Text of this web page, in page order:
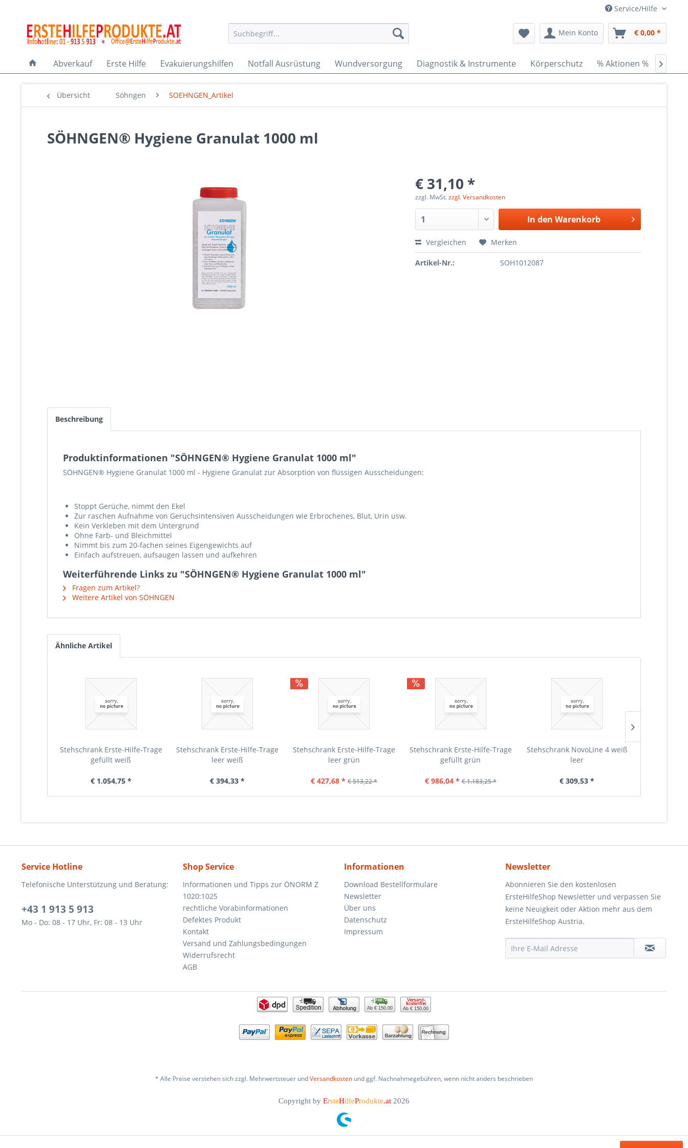
Service/Hilfe
Mein Konto € 0,00 *
Abverkauf Erste Hilfe Evakuierungshilfen Notfall Ausrüstung Wundversorgung Diagnostik & Instrumente Körperschutz % Aktionen % 
Übersicht Söhngen SOEHNGEN_Artikel
SÖHNGEN® Hygiene Granulat 1000 ml
€ 31,10 *
zzgl. MwSt.zzgl. Versandkosten
In den Warenkorb
Vergleichen Merken
Artikel-Nr.: SOH1012087
Beschreibung
Produktinformationen "SÖHNGEN® Hygiene Granulat 1000 ml"
SÖHNGEN® Hygiene Granulat 1000 ml - Hygiene Granulat zur Absorption von flüssigen Ausscheidungen:
Stoppt Gerüche, nimmt den Ekel
Zur raschen Aufnahme von Geruchsintensiven Ausscheidungen wie Erbrochenes, Blut, Urin usw.
Kein Verkleben mit dem Untergrund
Ohne Farb- und Bleichmittel
Nimmt bis zum 20-fachen seines Eigengewichts auf
Einfach aufstreuen, aufsaugen lassen und aufkehren
Weiterführende Links zu "SÖHNGEN® Hygiene Granulat 1000 ml"
Fragen zum Artikel?
Weitere Artikel von SÖHNGEN
Ähnliche Artikel
Stehschrank Erste-Hilfe-Trage
gefüllt weiß
€ 1.054,75 *
Stehschrank Erste-Hilfe-Trage
leer weiß
€ 394,33 *
Stehschrank Erste-Hilfe-Trage
leer grün
€ 427,68 * € 513,22 *
Stehschrank Erste-Hilfe-Trage
gefüllt grün
€ 986,04 * € 1.183,25 *
Stehschrank NovoLine 4 weiß
leer
€ 309,53 *
Service Hotline
Telefonische Unterstützung und Beratung:
+43 1 913 5 913
Mo - Do: 08 - 17 Uhr, Fr: 08 - 13 Uhr
Shop Service
Informationen und Tipps zur ÖNORM Z
1020:1025
rechtliche Vorabinformationen
Defektes Produkt
Kontakt
Versand und Zahlungsbedingungen
Widerrufsrecht
AGB
Informationen
Download Bestellformulare
Newsletter
Über uns
Datenschutz
Impressum
Newsletter
Abonnieren Sie den kostenlosen
ErsteHilfeShop Newsletter und verpassen Sie
keine Neuigkeit oder Aktion mehr aus dem
ErsteHilfeShop Austria.
Ab € 150,00 Ab € 150,00
* Alle Preise verstehen sich zzgl. Mehrwertsteuer undVersandkosten und ggf. Nachnahmegebühren, wenn nicht anders beschrieben
Copyright by ErsteHilfeProdukte.at 2026